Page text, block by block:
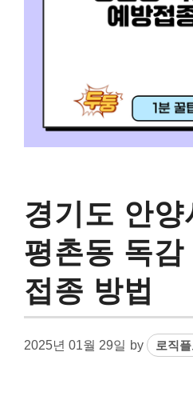
경기도 안
평촌동 독
접종 방법
2025년 01월 29일 by 로직